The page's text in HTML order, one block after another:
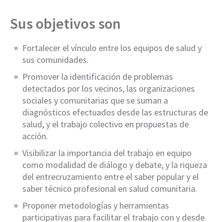
Sus objetivos son
Fortalecer el vínculo entre los equipos de salud y
sus comunidades.
Promover la identificación de problemas
detectados por los vecinos, las organizaciones
sociales y comunitarias que se suman a
diagnósticos efectuados desde las estructuras de
salud, y el trabajo colectivo en propuestas de
acción.
Visibilizar la importancia del trabajo en equipo
como modalidad de diálogo y debate, y la riqueza
del entrecruzamiento entre el saber popular y el
saber técnico profesional en salud comunitaria.
Proponer metodologías y herramientas
participativas para facilitar el trabajo con y desde